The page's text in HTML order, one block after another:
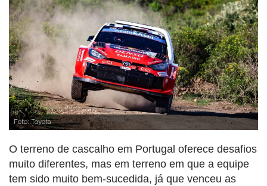
Foto: Toyota
O terreno de cascalho em Portugal oferece desafios
muito diferentes, mas em terreno em que a equipe
tem sido muito bem-sucedida, já que venceu as